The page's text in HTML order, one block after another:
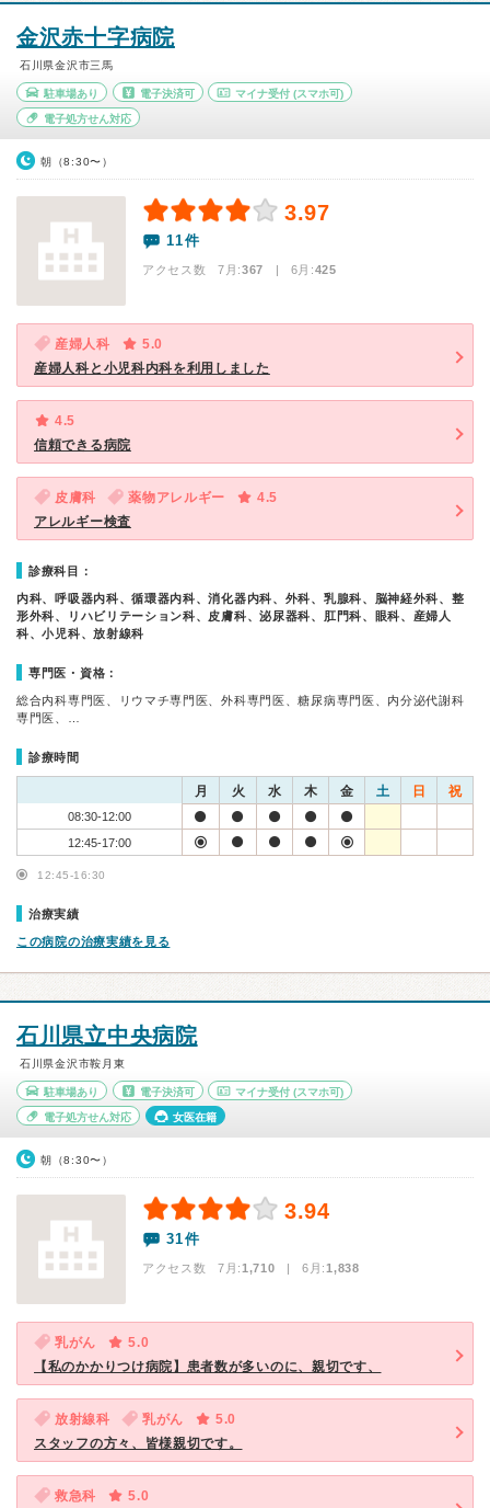
金沢赤十字病院
石川県金沢市三馬
駐車場あり 電子決済可 マイナ受付 (スマホ可)
電子処方せん対応
朝（8:30〜）
3.97
11件
アクセス数 7月:367 | 6月:425
産婦人科
5.0
産婦人科と小児科内科を利用しました
4.5
信頼できる病院
皮膚科 薬物アレルギー
4.5
アレルギー検査
診療科目：
内科、呼吸器内科、循環器内科、消化器内科、外科、乳腺科、脳神経外科、整
形外科、リハビリテーション科、皮膚科、泌尿器科、肛門科、眼科、産婦人
科、小児科、放射線科
専門医・資格：
総合内科専門医、リウマチ専門医、外科専門医、糖尿病専門医、内分泌代謝科
専門医、…
診療時間
月 火 水 木 金 土 日 祝
08:30-12:00
12:45-17:00
12:45-16:30
治療実績
この病院の治療実績を見る
石川県立中央病院
石川県金沢市鞍月東
駐車場あり 電子決済可 マイナ受付 (スマホ可)
電子処方せん対応 女医在籍
朝（8:30〜）
3.94
31件
アクセス数 7月:1,710 | 6月:1,838
乳がん
5.0
【私のかかりつけ病院】患者数が多いのに、親切です、
放射線科 乳がん
5.0
スタッフの方々、皆様親切です。
救急科 5.0